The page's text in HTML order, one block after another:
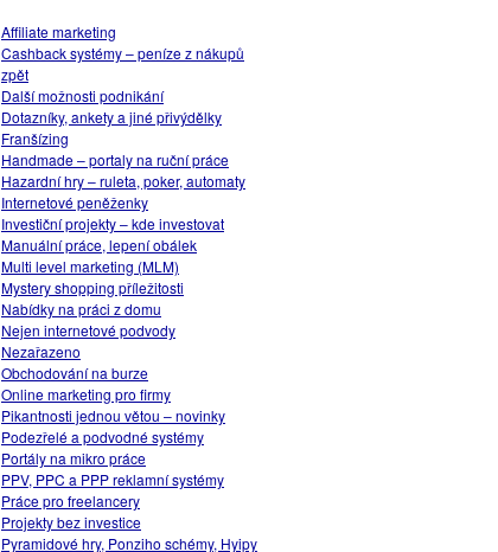
Affiliate marketing
Cashback systémy – peníze z nákupů
zpět
Další možnosti podnikání
Dotazníky, ankety a jiné přivýdělky
Franšízing
Handmade – portaly na ruční práce
Hazardní hry – ruleta, poker, automaty
Internetové peněženky
Investiční projekty – kde investovat
Manuální práce, lepení obálek
Multi level marketing (MLM)
Mystery shopping příležitosti
Nabídky na práci z domu
Nejen internetové podvody
Nezařazeno
Obchodování na burze
Online marketing pro firmy
Pikantnosti jednou větou – novinky
Podezřelé a podvodné systémy
Portály na mikro práce
PPV, PPC a PPP reklamní systémy
Práce pro freelancery
Projekty bez investice
Pyramidové hry, Ponziho schémy, Hyipy